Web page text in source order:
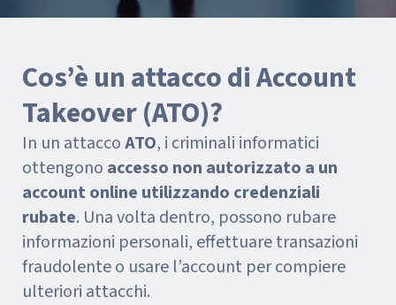
Cos’è un attacco di Account
Takeover (ATO)?
In un attaccoATO, i criminali informatici
ottengono accesso non autorizzato a un
account online utilizzando credenziali
rubate. Una volta dentro, possono rubare
informazioni personali, effettuare transazioni
fraudolente o usare l’account per compiere
ulteriori attacchi.